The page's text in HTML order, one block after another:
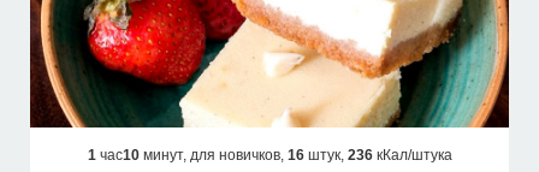
1час10минут, для новичков, 16штук, 236кКал/штука